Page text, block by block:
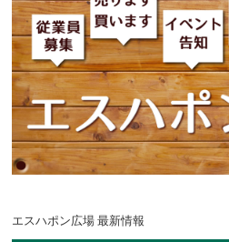
エスハポン広場 最新情報